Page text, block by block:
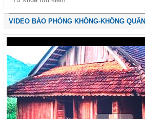
VIDEO BÁO PHÒNG KHÔNG-KHÔNG QUÂN